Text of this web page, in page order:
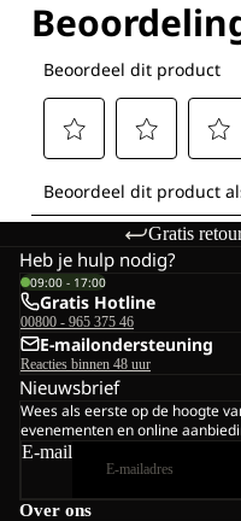
Gratis
Over ons
Heb je hulp nodig?
09:00 - 17:00
Gratis Hotline
00800 - 965 375 46
E-mailondersteuning
Reacties binnen 48 uur
Nieuwsbrief
Wees als eerste op de hoogte
evenementen en online
E-mail